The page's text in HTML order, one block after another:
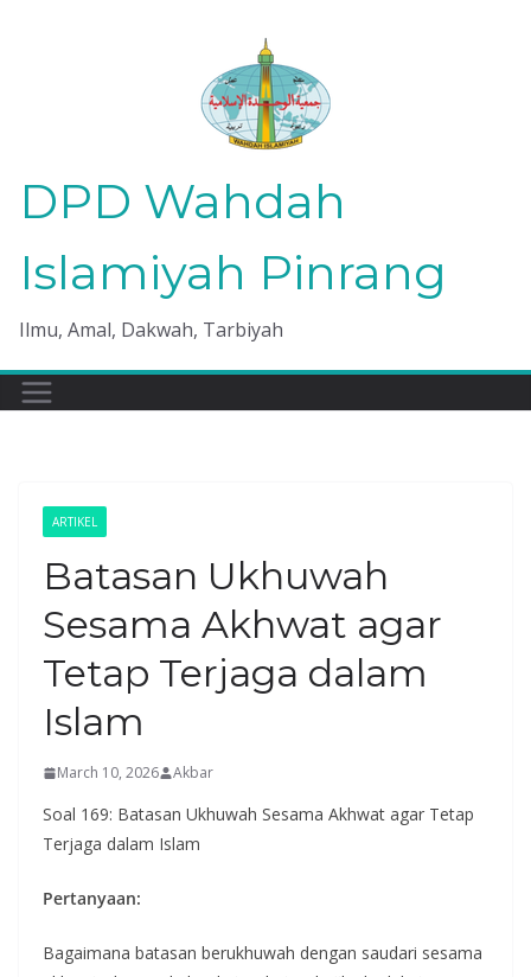
DPD Wahdah
Islamiyah Pinrang
Ilmu, Amal, Dakwah, Tarbiyah
ARTIKEL
Batasan Ukhuwah
Sesama Akhwat agar
Tetap Terjaga dalam
Islam
March 10, 2026 Akbar
Soal 169: Batasan Ukhuwah Sesama Akhwat agar Tetap
Terjaga dalam Islam
Pertanyaan:
Bagaimana batasan berukhuwah dengan saudari sesama